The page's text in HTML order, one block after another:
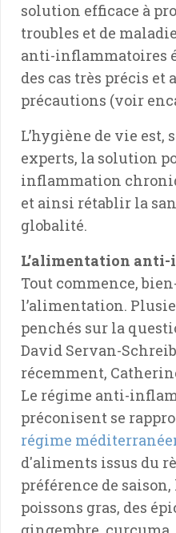
solution efficace à
troubles et de
anti-inflammatoires
des cas très précis et
précautions (voir
L’hygiène de vie est,
experts, la solution
inflammation
et ainsi rétablir la
globalité.
L’alimentation
Tout commence,
l’alimentation.
penchés sur la
David Servan-
récemment,
Le régime anti-
préconisent se
régime
d'aliments issus du
préférence de
poissons gras, des